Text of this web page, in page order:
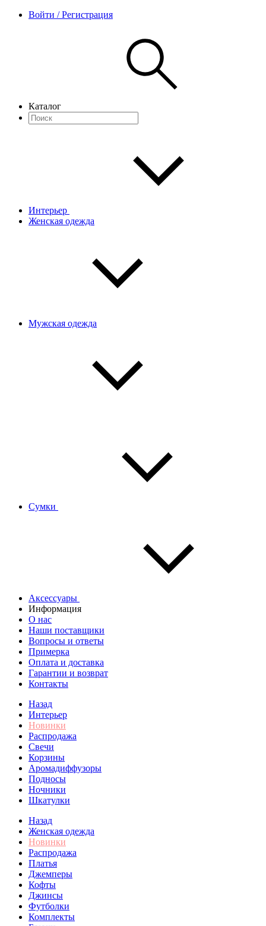
Войти / Регистрация
Каталог
Интерьер
Женская одежда
Мужская одежда
Сумки
Аксессуары
Информация
О нас
Наши поставщики
Вопросы и ответы
Примерка
Оплата и доставка
Гарантии и возврат
Контакты
Назад
Интерьер
Новинки
Распродажа
Свечи
Корзины
Аромадиффузоры
Подносы
Ночники
Шкатулки
Назад
Женская одежда
Новинки
Распродажа
Платья
Джемперы
Кофты
Джинсы
Футболки
Комплекты